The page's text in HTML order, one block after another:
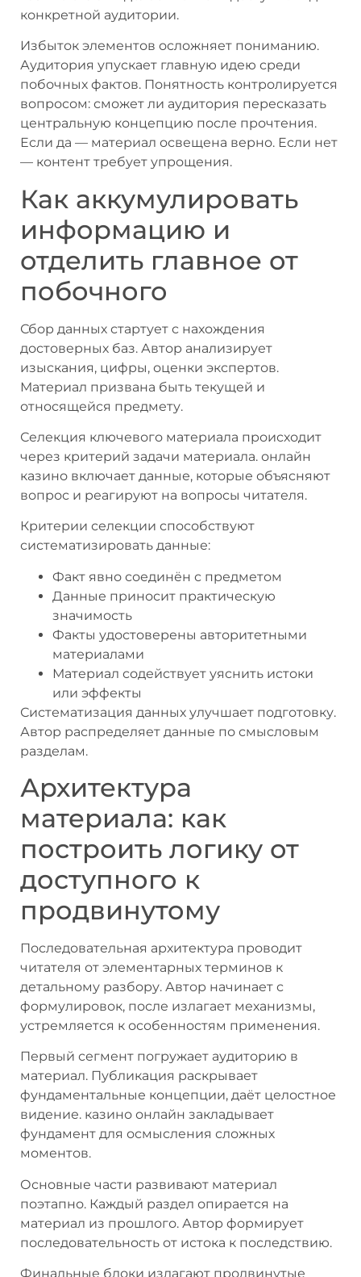
конкретной аудитории.
Избыток элементов осложняет пониманию.
Аудитория упускает главную идею среди
побочных фактов. Понятность контролируется
вопросом: сможет ли аудитория пересказать
центральную концепцию после прочтения.
Если да — материал освещена верно. Если нет
— контент требует упрощения.
Как аккумулировать
информацию и
отделить главное от
побочного
Сбор данных стартует с нахождения
достоверных баз. Автор анализирует
изыскания, цифры, оценки экспертов.
Материал призвана быть текущей и
относящейся предмету.
Селекция ключевого материала происходит
через критерий задачи материала. онлайн
казино включает данные, которые объясняют
вопрос и реагируют на вопросы читателя.
Критерии селекции способствуют
систематизировать данные:
Факт явно соединён с предметом
Данные приносит практическую
значимость
Факты удостоверены авторитетными
материалами
Материал содействует уяснить истоки
или эффекты
Систематизация данных улучшает подготовку.
Автор распределяет данные по смысловым
разделам.
Архитектура
материала: как
построить логику от
доступного к
продвинутому
Последовательная архитектура проводит
читателя от элементарных терминов к
детальному разбору. Автор начинает с
формулировок, после излагает механизмы,
устремляется к особенностям применения.
Первый сегмент погружает аудиторию в
материал. Публикация раскрывает
фундаментальные концепции, даёт целостное
видение. казино онлайн закладывает
фундамент для осмысления сложных
моментов.
Основные части развивают материал
поэтапно. Каждый раздел опирается на
материал из прошлого. Автор формирует
последовательность от истока к последствию.
Финальные блоки излагают продвинутые